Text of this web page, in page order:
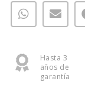
Hasta 3
años de
garantía